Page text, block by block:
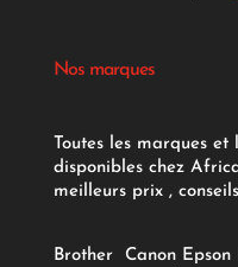
Nos marques
Toutes les marques et
disponibles chez
meilleurs prix ,
Brother Canon Epson